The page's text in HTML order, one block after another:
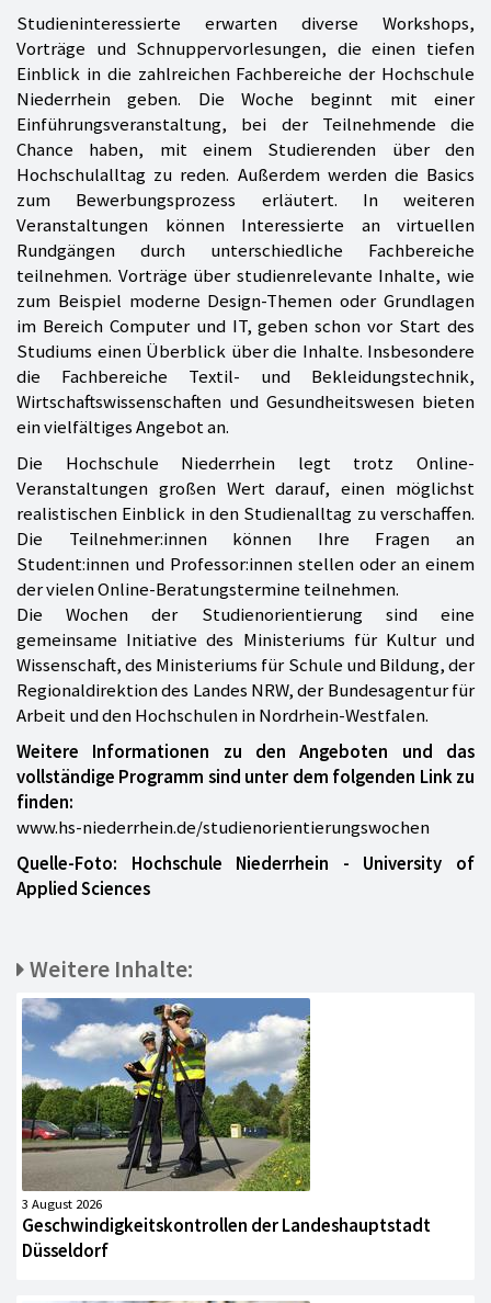
Studieninteressierte erwarten diverse Workshops,
Vorträge und Schnuppervorlesungen, die einen tiefen
Einblick in die zahlreichen Fachbereiche der Hochschule
Niederrhein geben. Die Woche beginnt mit einer
Einführungsveranstaltung, bei der Teilnehmende die
Chance haben, mit einem Studierenden über den
Hochschulalltag zu reden. Außerdem werden die Basics
zum Bewerbungsprozess erläutert. In weiteren
Veranstaltungen können Interessierte an virtuellen
Rundgängen durch unterschiedliche Fachbereiche
teilnehmen. Vorträge über studienrelevante Inhalte, wie
zum Beispiel moderne Design-Themen oder Grundlagen
im Bereich Computer und IT, geben schon vor Start des
Studiums einen Überblick über die Inhalte. Insbesondere
die Fachbereiche Textil- und Bekleidungstechnik,
Wirtschaftswissenschaften und Gesundheitswesen bieten
ein vielfältiges Angebot an.
Die Hochschule Niederrhein legt trotz Online-
Veranstaltungen großen Wert darauf, einen möglichst
realistischen Einblick in den Studienalltag zu verschaffen.
Die Teilnehmer:innen können Ihre Fragen an
Student:innen und Professor:innen stellen oder an einem
der vielen Online-Beratungstermine teilnehmen.
Die Wochen der Studienorientierung sind eine
gemeinsame Initiative des Ministeriums für Kultur und
Wissenschaft, des Ministeriums für Schule und Bildung, der
Regionaldirektion des Landes NRW, der Bundesagentur für
Arbeit und den Hochschulen in Nordrhein-Westfalen.
Weitere Informationen zu den Angeboten und das
vollständige Programm sind unter dem folgenden Link zu
finden:
www.hs-niederrhein.de/studienorientierungswochen
Quelle-Foto: Hochschule Niederrhein - University of
Applied Sciences
Weitere Inhalte:
3 August 2026
Geschwindigkeitskontrollen der Landeshauptstadt
Düsseldorf